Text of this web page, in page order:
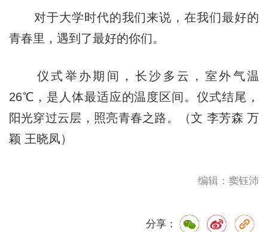
对于大学时代的我们来说，在我们最好的
青春里，遇到了最好的你们。
仪式举办期间，长沙多云，室外气温
26℃，是人体最适应的温度区间。仪式结尾，
阳光穿过云层，照亮青春之路。（文 李芳森 万
颖 王晓凤）
编辑：窦钰沛
分享：